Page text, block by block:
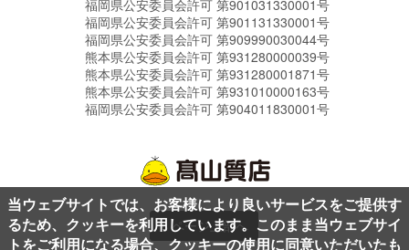
福岡県公安委員会許可 第901031330001号
福岡県公安委員会許可 第901131330001号
福岡県公安委員会許可 第909990030044号
熊本県公安委員会許可 第931280000039号
熊本県公安委員会許可 第931280001871号
熊本県公安委員会許可 第931010000163号
福岡県公安委員会許可 第904011830001号
ページ上部へ
当ウェブサイトでは、お客様により良いサービスをご提供す
るため、クッキーを利用しています。このまま当ウェブサイ
トをご利用になる場合、クッキーの使用に同意いただいたも